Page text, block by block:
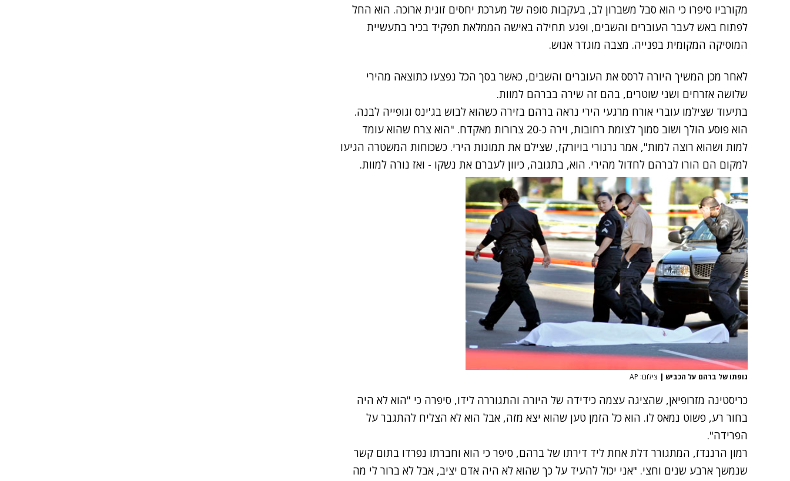
מקורביו סיפרו כי הוא סבל משברון לב, בעקבות סופה של מערכת יחסים זוגית ארוכה. הוא החל
לפתוח באש לעבר העוברים והשבים, ופגע תחילה באישה הממלאת תפקיד בכיר בתעשיית
המוסיקה המקומית בפנייה. מצבה מוגדר אנוש.
לאחר מכן המשיך היורה לרסס את העוברים והשבים, כאשר בסך הכל נפצעו כתוצאה מהירי
שלושה אזרחים ושני שוטרים, בהם זה שירה בברהם למוות.
בתיעוד שצילמו עוברי אורח מרגעי הירי נראה ברהם בזירה כשהוא לבוש בג'ינס וגופייה לבנה.
הוא פוסע הולך ושוב סמוך לצומת רחובות, וירה כ-20 צרורות מאקדח. "הוא צרח שהוא עומד
למות ושהוא רוצה למות", אמר גרגורי בויורקז, שצילם את תמונות הירי. כשכוחות המשטרה הגיעו
למקום הם הורו לברהם לחדול מהירי. הוא, בתגובה, כיוון לעברם את נשקו - ואז נורה למוות.
גופתו של ברהם על הכביש | צילום: AP
כריסטינה מזרופיאן, שהציגה עצמה כידידה של היורה והתגוררה לידו, סיפרה כי "הוא לא היה
בחור רע, פשוט נמאס לו. הוא כל הזמן טען שהוא יצא מזה, אבל הוא לא הצליח להתגבר על
הפרידה".
רמון הרננדז, המתגורר דלת אחת ליד דירתו של ברהם, סיפר כי הוא וחברתו נפרדו בתום קשר
שנמשך ארבע שנים וחצי. "אני יכול להעיד על כך שהוא לא היה אדם יציב, אבל לא ברור לי מה